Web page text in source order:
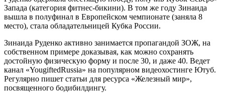
Запада (категория фитнес-бикини). В том же году Зинаида
вышла в полуфинал в Европейском чемпионате (заняла 8
место), стала обладательницей Кубка России.
Зинаида Руденко активно занимается пропагандой ЗОЖ, на
собственном примере доказывая, как можно сохранять
достойную физическую форму и после 30, и даже 40. Ведет
канал «YougiftedRussia» на популярном видеохостинге Ютуб.
Регулярно пишет статьи для ресурса «Железный мир»,
посвященного бодибилдингу.